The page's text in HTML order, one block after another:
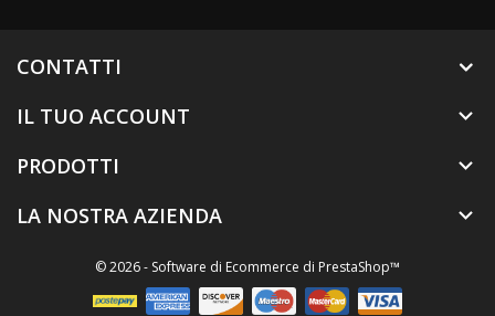
CONTATTI
IL TUO ACCOUNT

PRODOTTI 
LA NOSTRA AZIENDA 
© 2026 - Software di Ecommerce di PrestaShop™